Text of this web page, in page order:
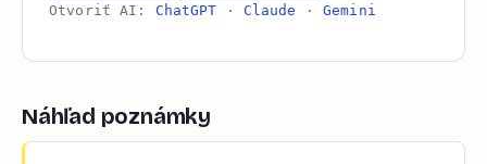
Otvoriť AI: ChatGPT · Claude ·Gemini
Náhľad poznámky